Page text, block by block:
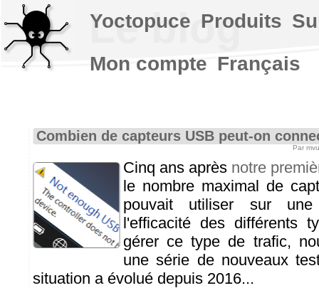
Le blog
Combien de capteurs USB peut-on
Par
Cinq ans après notre
le nombre maximal de
pouvait utiliser sur
l'efficacité des différents
gérer ce type de trafic,
une série de nouveaux
situation a évolué depuis 2016...
Yoctopuce Produits
Mon compte Français